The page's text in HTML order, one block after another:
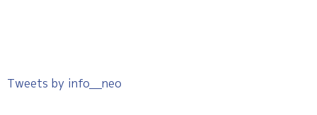
Tweets by info__neo